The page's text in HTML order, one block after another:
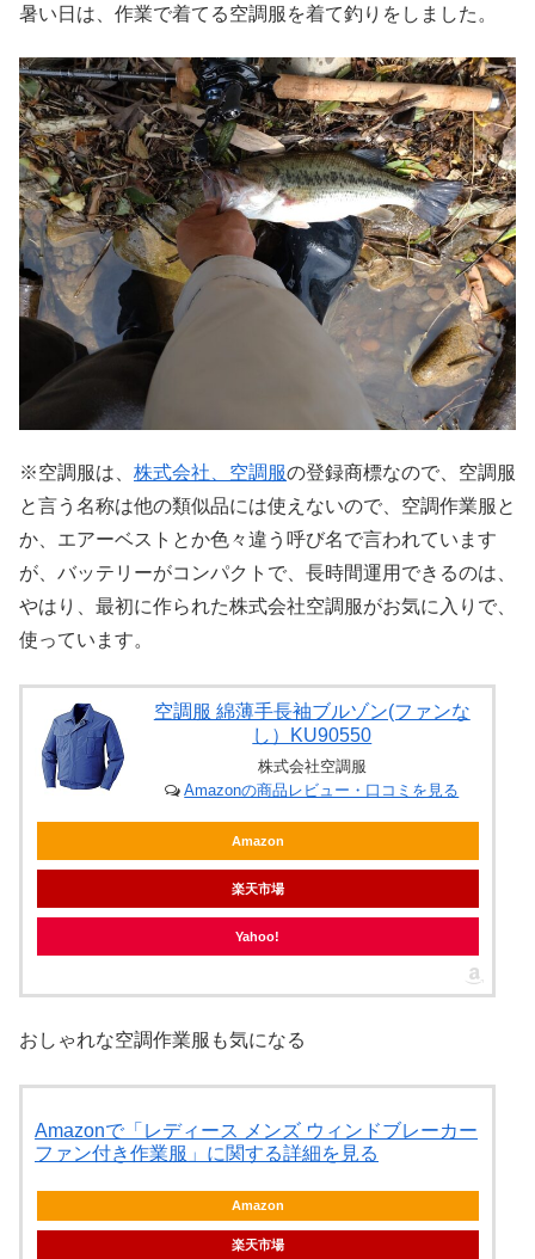
暑い日は、作業で着てる空調服を着て釣りをしました。
※空調服は、 株式会社、空調服の登録商標なので、空調服
と言う名称は他の類似品には使えないので、空調作業服と
か、エアーベストとか色々違う呼び名で言われています
が、バッテリーがコンパクトで、長時間運用できるのは、
やはり、最初に作られた株式会社空調服がお気に入りで、
使っています。
空調服 綿薄手長袖ブルゾン(ファンな
し）KU90550
株式会社空調服
Amazonの商品レビュー・口コミを見る
Amazon
楽天市場
Yahoo!
おしゃれな空調作業服も気になる
Amazonで「レディース メンズ ウィンドブレーカー
ファン付き作業服」に関する詳細を見る
Amazon
楽天市場